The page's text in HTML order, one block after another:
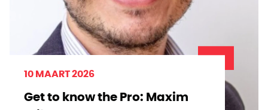
10 MAART 2026
Get to know the Pro: Maxim